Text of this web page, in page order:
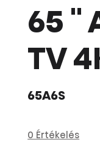
65 ''
TV
65A6S
0 Értékelés